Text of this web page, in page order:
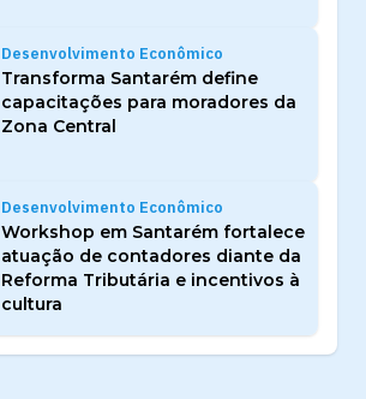
Desenvolvimento Econômico
Transforma Santarém define
capacitações para moradores da
Zona Central
Desenvolvimento Econômico
Workshop em Santarém fortalece
atuação de contadores diante da
Reforma Tributária e incentivos à
cultura